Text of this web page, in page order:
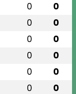
0 0
0 0
0 0
0 0
0 0
0 0